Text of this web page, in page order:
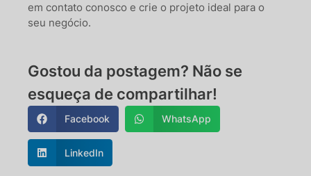
em contato conosco e crie o projeto ideal para o
seu negócio.
Gostou da postagem? Não se
esqueça de compartilhar!
Facebook WhatsApp
LinkedIn